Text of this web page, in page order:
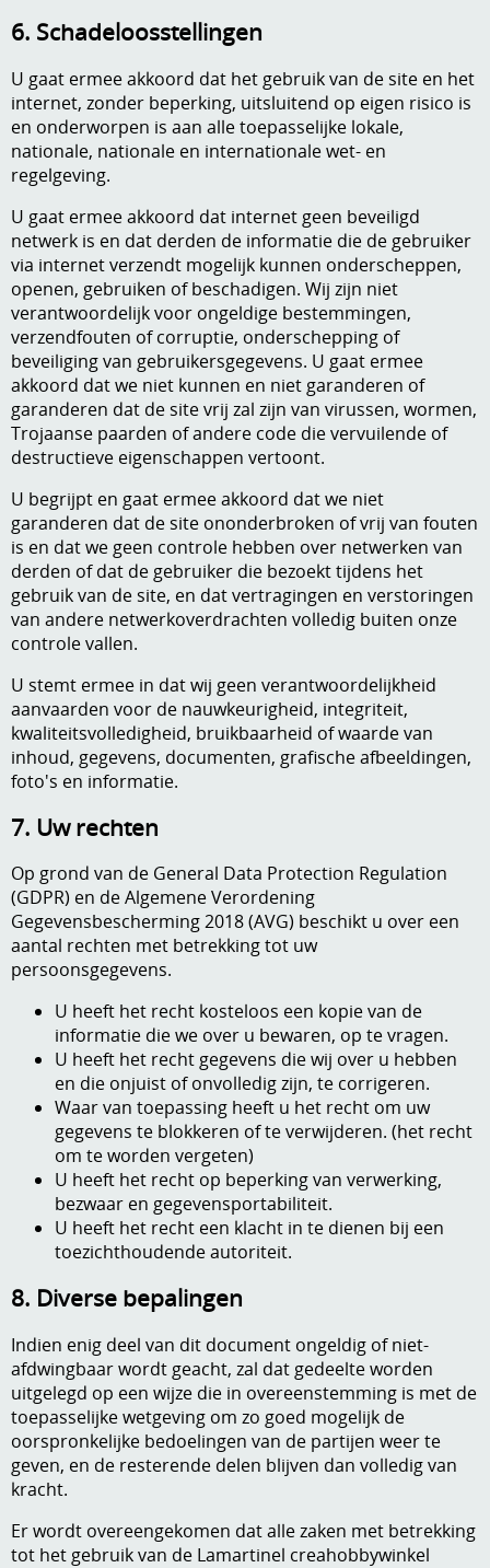
6. Schadeloosstellingen
U gaat ermee akkoord dat het gebruik van de site en het
internet, zonder beperking, uitsluitend op eigen risico is
en onderworpen is aan alle toepasselijke lokale,
nationale, nationale en internationale wet- en
regelgeving.
U gaat ermee akkoord dat internet geen beveiligd
netwerk is en dat derden de informatie die de gebruiker
via internet verzendt mogelijk kunnen onderscheppen,
openen, gebruiken of beschadigen. Wij zijn niet
verantwoordelijk voor ongeldige bestemmingen,
verzendfouten of corruptie, onderschepping of
beveiliging van gebruikersgegevens. U gaat ermee
akkoord dat we niet kunnen en niet garanderen of
garanderen dat de site vrij zal zijn van virussen, wormen,
Trojaanse paarden of andere code die vervuilende of
destructieve eigenschappen vertoont.
U begrijpt en gaat ermee akkoord dat we niet
garanderen dat de site ononderbroken of vrij van fouten
is en dat we geen controle hebben over netwerken van
derden of dat de gebruiker die bezoekt tijdens het
gebruik van de site, en dat vertragingen en verstoringen
van andere netwerkoverdrachten volledig buiten onze
controle vallen.
U stemt ermee in dat wij geen verantwoordelijkheid
aanvaarden voor de nauwkeurigheid, integriteit,
kwaliteitsvolledigheid, bruikbaarheid of waarde van
inhoud, gegevens, documenten, grafische afbeeldingen,
foto's en informatie.
7. Uw rechten
Op grond van de General Data Protection Regulation
(GDPR) en de Algemene Verordening
Gegevensbescherming 2018 (AVG) beschikt u over een
aantal rechten met betrekking tot uw
persoonsgegevens.
U heeft het recht kosteloos een kopie van de
informatie die we over u bewaren, op te vragen.
U heeft het recht gegevens die wij over u hebben
en die onjuist of onvolledig zijn, te corrigeren.
Waar van toepassing heeft u het recht om uw
gegevens te blokkeren of te verwijderen. (het recht
om te worden vergeten)
U heeft het recht op beperking van verwerking,
bezwaar en gegevensportabiliteit.
U heeft het recht een klacht in te dienen bij een
toezichthoudende autoriteit.
8. Diverse bepalingen
Indien enig deel van dit document ongeldig of niet-
afdwingbaar wordt geacht, zal dat gedeelte worden
uitgelegd op een wijze die in overeenstemming is met de
toepasselijke wetgeving om zo goed mogelijk de
oorspronkelijke bedoelingen van de partijen weer te
geven, en de resterende delen blijven dan volledig van
kracht.
Er wordt overeengekomen dat alle zaken met betrekking
tot het gebruik van de Lamartinel creahobbywinkel